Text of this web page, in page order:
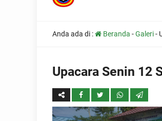
Anda ada di : Beranda -Galeri-
Upacara Senin 12